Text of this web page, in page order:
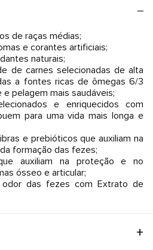
de raças médias;
e corantes artificiais;
naturais;
de carnes selecionadas de alta
a fontes ricas de ômegas 6/3
pelagem mais saudáveis;
e enriquecidos com
para uma vida mais longa e
e prebióticos que auxiliam na
formação das fezes;
auxiliam na proteção e no
ósseo e articular;
das fezes com Extrato de